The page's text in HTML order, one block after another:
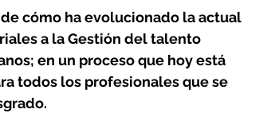
cómo ha evolucionado la actual
a la Gestión del talento
en un proceso que hoy está
todos los profesionales que se